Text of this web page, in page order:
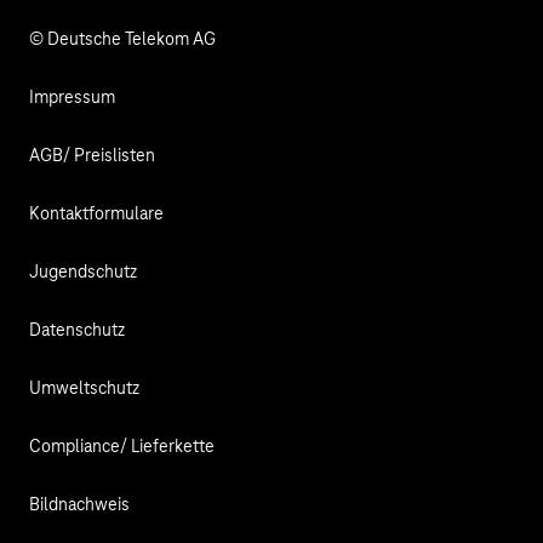
© Deutsche Telekom AG
Impressum
AGB/ Preislisten
Kontaktformulare
Jugendschutz
Datenschutz
Umweltschutz
Compliance/ Lieferkette
Bildnachweis